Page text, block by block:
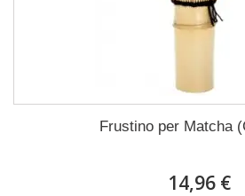
Frustino per Matcha
14,96 €